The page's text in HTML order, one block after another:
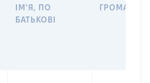
ІМ'Я, ПО
БАТЬКОВІ